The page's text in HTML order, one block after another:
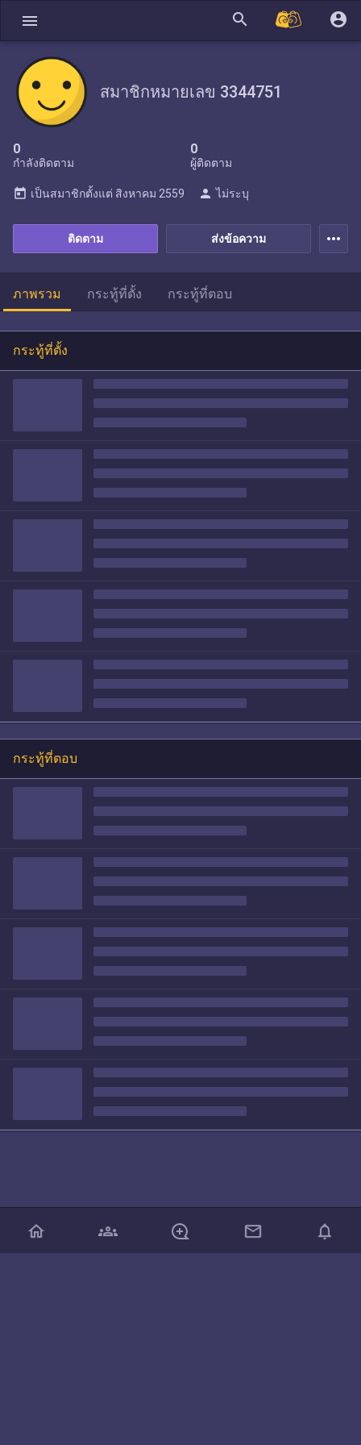
menu search account_circle
สมาชิกหมายเลข 3344751
0
กำลังติดตาม
0
ผู้ติดตาม
ส่งข้อความ
ติดตาม
today เป็นสมาชิกตั้งแต่ สิงหาคม 2559 person ไม่ระบุ
more_horiz
ภาพรวม กระทู้ที่ตั้ง กระทู้ที่ตอบ
กระทู้ที่ตั้ง
กระทู้ที่ตอบ